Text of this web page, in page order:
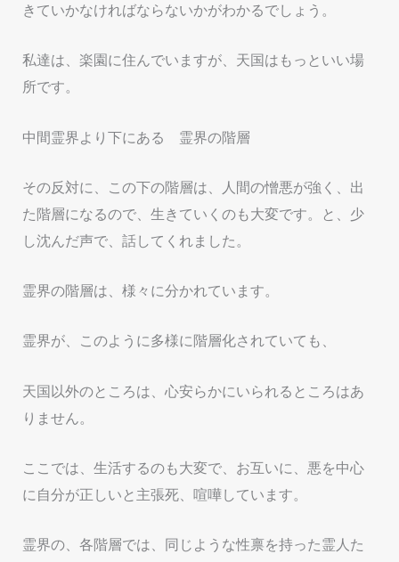
きていかなければならないかがわかるでしょう。
私達は、楽園に住んでいますが、天国はもっといい場
所です。
中間霊界より下にある 霊界の階層
その反対に、この下の階層は、人間の憎悪が強く、出
た階層になるので、生きていくのも大変です。と、少
し沈んだ声で、話してくれました。
霊界の階層は、様々に分かれています。
霊界が、このように多様に階層化されていても、
天国以外のところは、心安らかにいられるところはあ
りません。
ここでは、生活するのも大変で、お互いに、悪を中心
に自分が正しいと主張死、喧嘩しています。
霊界の、各階層では、同じような性禀を持った霊人た